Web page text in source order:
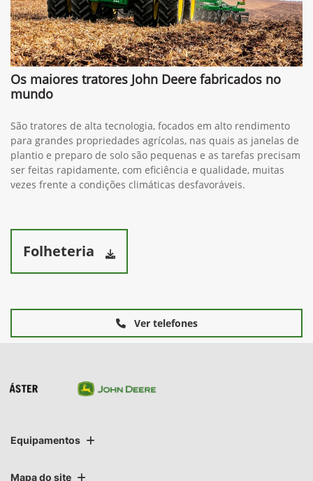
Os maiores tratores John Deere fabricados no
mundo
São tratores de alta tecnologia, focados em alto rendimento
para grandes propriedades agrícolas, nas quais as janelas de
plantio e preparo de solo são pequenas e as tarefas precisam
ser feitas rapidamente, com eficiência e qualidade, muitas
vezes frente a condições climáticas desfavoráveis.
Folheteria
Ver telefones
Equipamentos
Mapa do site